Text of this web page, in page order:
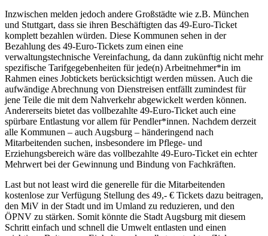
Inzwischen melden jedoch andere Großstädte wie z.B. München
und Stuttgart, dass sie ihren Beschäftigten das 49-Euro-Ticket
komplett bezahlen würden. Diese Kommunen sehen in der
Bezahlung des 49-Euro-Tickets zum einen eine
verwaltungstechnische Vereinfachung, da dann zukünftig nicht mehr
spezifische Tarifgegebenheiten für jede(n) Arbeitnehmer*in im
Rahmen eines Jobtickets berücksichtigt werden müssen. Auch die
aufwändige Abrechnung von Dienstreisen entfällt zumindest für
jene Teile die mit dem Nahverkehr abgewickelt werden können.
Andererseits bietet das vollbezahlte 49-Euro-Ticket auch eine
spürbare Entlastung vor allem für Pendler*innen. Nachdem derzeit
alle Kommunen – auch Augsburg – händeringend nach
Mitarbeitenden suchen, insbesondere im Pflege- und
Erziehungsbereich wäre das vollbezahlte 49-Euro-Ticket ein echter
Mehrwert bei der Gewinnung und Bindung von Fachkräften.
Last but not least wird die generelle für die Mitarbeitenden
kostenlose zur Verfügung Stellung des 49,- € Tickets dazu beitragen,
den MiV in der Stadt und im Umland zu reduzieren, und den
ÖPNV zu stärken. Somit könnte die Stadt Augsburg mit diesem
Schritt einfach und schnell die Umwelt entlasten und einen